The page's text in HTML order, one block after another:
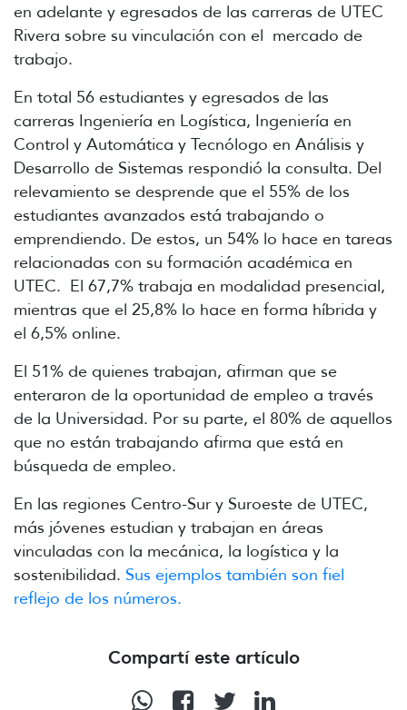
en adelante y egresados de las carreras de UTEC
Rivera sobre su vinculación con el mercado de
trabajo.
En total 56 estudiantes y egresados de las
carreras Ingeniería en Logística, Ingeniería en
Control y Automática y Tecnólogo en Análisis y
Desarrollo de Sistemas respondió la consulta. Del
relevamiento se desprende que el 55% de los
estudiantes avanzados está trabajando o
emprendiendo. De estos, un 54% lo hace en tareas
relacionadas con su formación académica en
UTEC. El 67,7% trabaja en modalidad presencial,
mientras que el 25,8% lo hace en forma híbrida y
el 6,5% online.
El 51% de quienes trabajan, afirman que se
enteraron de la oportunidad de empleo a través
de la Universidad. Por su parte, el 80% de aquellos
que no están trabajando afirma que está en
búsqueda de empleo.
En las regiones Centro-Sur y Suroeste de UTEC,
más jóvenes estudian y trabajan en áreas
vinculadas con la mecánica, la logística y la
sostenibilidad. Sus ejemplos también son fiel
reflejo de los números.
Compartí este artículo